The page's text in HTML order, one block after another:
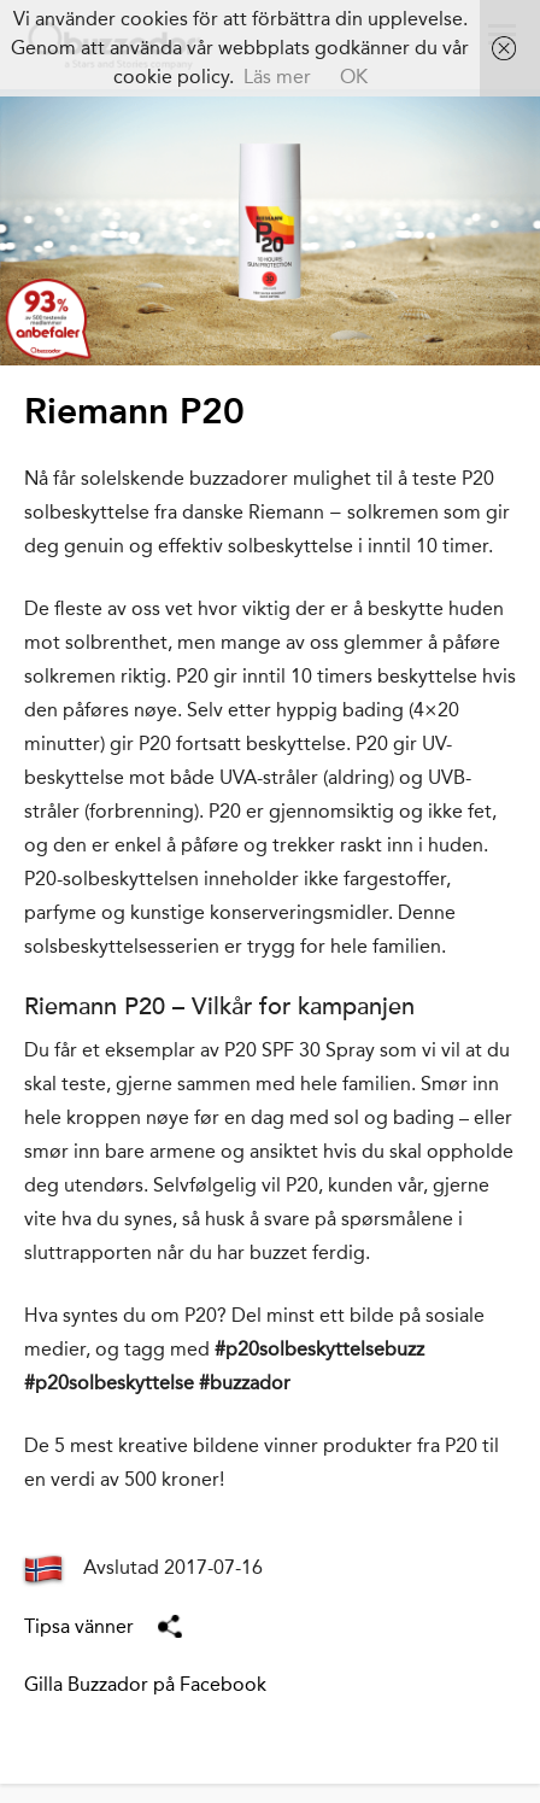
Riemann P20
Nå får solelskende buzzadorer mulighet til å teste P20
solbeskyttelse fra danske Riemann − solkremen som gir
deg genuin og effektiv solbeskyttelse i inntil 10 timer.
De fleste av oss vet hvor viktig der er å beskytte huden
mot solbrenthet, men mange av oss glemmer å påføre
solkremen riktig. P20 gir inntil 10 timers beskyttelse hvis
den påføres nøye. Selv etter hyppig bading (4×20
minutter) gir P20 fortsatt beskyttelse. P20 gir UV-
beskyttelse mot både UVA-stråler (aldring) og UVB-
stråler (forbrenning). P20 er gjennomsiktig og ikke fet,
og den er enkel å påføre og trekker raskt inn i huden.
P20-solbeskyttelsen inneholder ikke fargestoffer,
parfyme og kunstige konserveringsmidler. Denne
solsbeskyttelsesserien er trygg for hele familien.
Riemann P20 – Vilkår for kampanjen
Du får et eksemplar av P20 SPF 30 Spray som vi vil at du
skal teste, gjerne sammen med hele familien. Smør inn
hele kroppen nøye før en dag med sol og bading – eller
smør inn bare armene og ansiktet hvis du skal oppholde
deg utendørs. Selvfølgelig vil P20, kunden vår, gjerne
vite hva du synes, så husk å svare på spørsmålene i
sluttrapporten når du har buzzet ferdig.
Hva syntes du om P20? Del minst ett bilde på sosiale
medier, og tagg med #p20solbeskyttelsebuzz
#p20solbeskyttelse #buzzador
De 5 mest kreative bildene vinner produkter fra P20 til
en verdi av 500 kroner!
Avslutad 2017-07-16
Tipsa vänner
Gilla Buzzador på Facebook
Vi använder cookies för att förbättra din upplevelse.
Genom att använda vår webbplats godkänner du vår
cookie policy. Läs mer OK